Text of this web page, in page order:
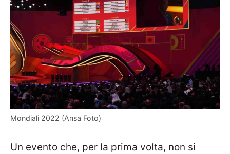
Mondiali 2022 (Ansa Foto)
Un evento che, per la prima volta, non si